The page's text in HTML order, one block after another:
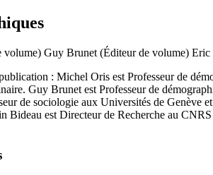
volume) Guy Brunet (Éditeur de volume) Eric
: Michel Oris est Professeur de
Guy Brunet est Professeur de
de sociologie aux Universités de Genève
Bideau est Directeur de Recherche au